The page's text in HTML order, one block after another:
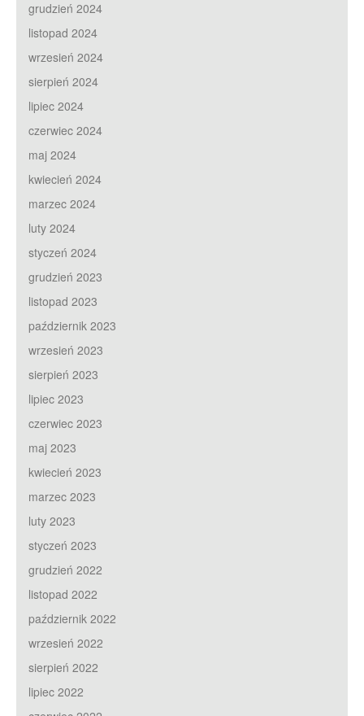
grudzień 2024
listopad 2024
wrzesień 2024
sierpień 2024
lipiec 2024
czerwiec 2024
maj 2024
kwiecień 2024
marzec 2024
luty 2024
styczeń 2024
grudzień 2023
listopad 2023
październik 2023
wrzesień 2023
sierpień 2023
lipiec 2023
czerwiec 2023
maj 2023
kwiecień 2023
marzec 2023
luty 2023
styczeń 2023
grudzień 2022
listopad 2022
październik 2022
wrzesień 2022
sierpień 2022
lipiec 2022